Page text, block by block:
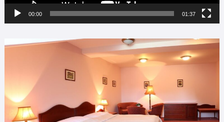
00:00 01:37